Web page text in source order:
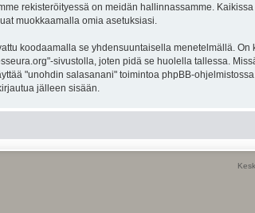
rekisteröityessä on meidän hallinnassamme.
muokkaamalla omia asetuksiasi.
koodaamalla se yhdensuuntaisella menetelmällä.
sivustolla, joten pidä se huolella tallessa.
"unohdin salasanani" toimintoa phpBB-
jälleen sisään.